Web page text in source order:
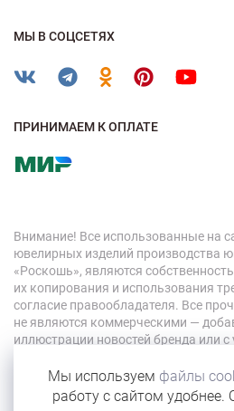
МЫ В СОЦСЕТЯХ
ПРИНИМАЕМ К ОПЛАТЕ
Внимание! Все использованные на
ювелирных изделий производства
«Роскошь», являются
их копирования и использования
согласие правообладателя. Все
не являются коммерческими —
иллюстрации новостей бренда или
© 2026 «Роскошь»
Мы используем файлы
работу с сайтом удобнее.